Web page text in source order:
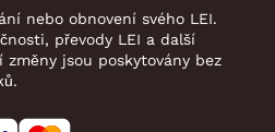
nebo obnovení svého LEI.
převody LEI a další
jsou poskytovány bez